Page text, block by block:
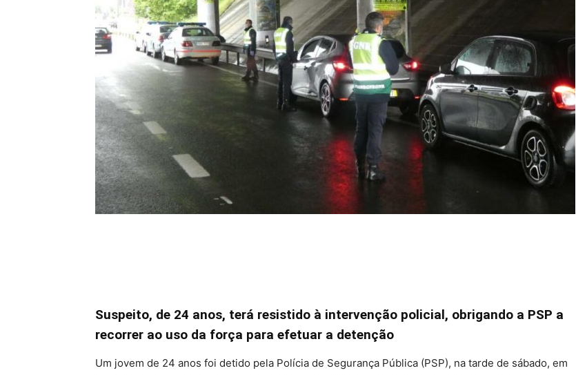
Suspeito, de 24 anos, terá resistido à intervenção policial, obrigando a PSP a
recorrer ao uso da força para efetuar a detenção
Um jovem de 24 anos foi detido pela Polícia de Segurança Pública (PSP), na tarde de sábado, em